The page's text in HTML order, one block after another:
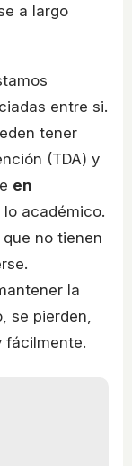
a largo
entre si.
tener
(TDA) y
en
lo académico.
no tienen
la
se pierden,
fácilmente.